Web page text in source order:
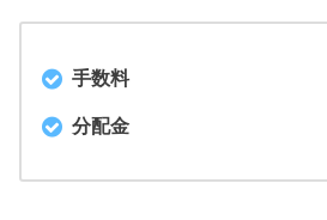
手数料
分配金